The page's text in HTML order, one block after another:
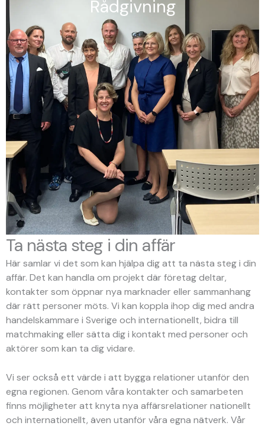
Rådgivning
Ta nästa steg i din affär
Här samlar vi det som kan hjälpa dig att ta nästa steg i din
affär. Det kan handla om projekt där företag deltar,
kontakter som öppnar nya marknader eller sammanhang
där rätt personer möts. Vi kan koppla ihop dig med andra
handelskammare i Sverige och internationellt, bidra till
matchmaking eller sätta dig i kontakt med personer och
aktörer som kan ta dig vidare.
Vi ser också ett värde i att bygga relationer utanför den
egna regionen. Genom våra kontakter och samarbeten
finns möjligheter att knyta nya affärsrelationer nationellt
och internationellt, även utanför våra egna nätverk. Vår